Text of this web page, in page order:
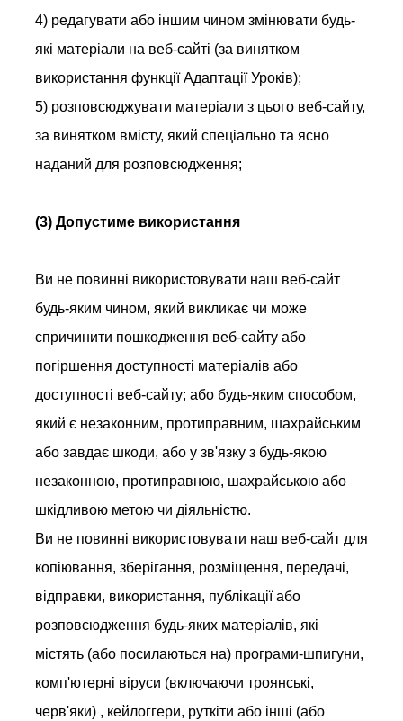
4) редагувати або іншим чином змінювати будь-
які матеріали на веб-сайті (за винятком
використання функції Адаптації Уроків);
5) розповсюджувати матеріали з цього веб-сайту,
за винятком вмісту, який спеціально та ясно
наданий для розповсюдження;
(3) Допустиме використання
Ви не повинні використовувати наш веб-сайт
будь-яким чином, який викликає чи може
спричинити пошкодження веб-сайту або
погіршення доступності матеріалів або
доступності веб-сайту; або будь-яким способом,
який є незаконним, протиправним, шахрайським
або завдає шкоди, або у зв'язку з будь-якою
незаконною, протиправною, шахрайською або
шкідливою метою чи діяльністю.
Ви не повинні використовувати наш веб-сайт для
копіювання, зберігання, розміщення, передачі,
відправки, використання, публікації або
розповсюдження будь-яких матеріалів, які
містять (або посилаються на) програми-шпигуни,
комп'ютерні віруси (включаючи троянські,
черв'яки) , кейлоггери, руткіти або інші (або